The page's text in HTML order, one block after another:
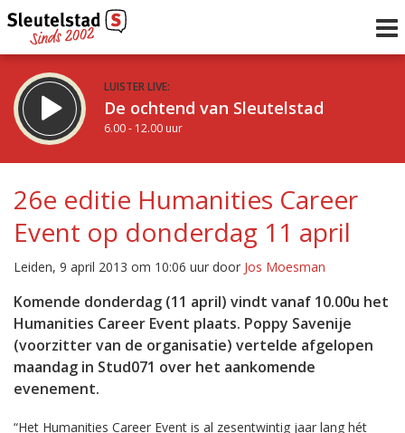
LUISTER LIVE:
De ochtend van Sleutelstad
6.00 - 12.00 uur
De middag van Sleutelstad
12.00 - 18.00 uur
Vorig uur
uur 1 van 0 Volgend uur
Inklappen
26e editie Humanities Career
Event op donderdag 11 april
Leiden, 9 april 2013 om 10:06 uur door Jos Moesman
Komende donderdag (11 april) vindt vanaf 10.00u het
Humanities Career Event plaats. Poppy Savenije
(voorzitter van de organisatie) vertelde afgelopen
maandag in Stud071 over het aankomende
evenement.
“Het Humanities Career Event is al zesentwintig jaar lang hét